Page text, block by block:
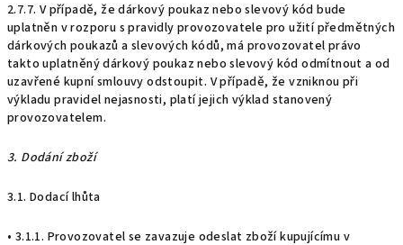
2.7.7. V případě, že dárkový poukaz nebo slevový kód bude
uplatněn v rozporu s pravidly provozovatele pro užití předmětných
dárkových poukazů a slevových kódů, má provozovatel právo
takto uplatněný dárkový poukaz nebo slevový kód odmítnout a od
uzavřené kupní smlouvy odstoupit. V případě, že vzniknou při
výkladu pravidel nejasnosti, platí jejich výklad stanovený
provozovatelem.
3. Dodání zboží
3.1. Dodací lhůta
• 3.1.1. Provozovatel se zavazuje odeslat zboží kupujícímu v